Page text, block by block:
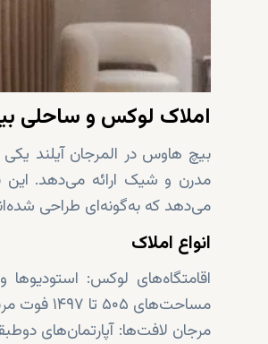
املاک لوکس و ساحلی
بیچ هاوس در المرجان آیلند
مدرن و شیک ارائه می‌دهد.
می‌دهد که به‌گونه‌ای طراحی
انواع املاک
اقامتگاه‌های لوکس: استودیوها و آپارتمان‌های ۱ تا ۲ خوابه
مساحت‌های ۵۰۵ تا ۱۴۹۷ فوت مربع که دارای طرح‌های باز، دید پانورامیک و بالکن‌هایی با نمای آرام دریا هستند.